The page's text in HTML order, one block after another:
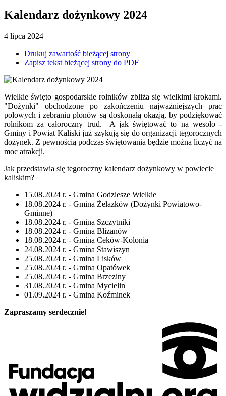
Kalendarz dożynkowy 2024
4 lipca 2024
Drukuj zawartość bieżącej strony
Zapisz tekst bieżącej strony do PDF
Wielkie święto gospodarskie rolników zbliża się wielkimi krokami.
"Dożynki" obchodzone po zakończeniu najważniejszych prac
polowych i zebraniu plonów są doskonałą okazją, by podziękować
rolnikom za całoroczny trud. A jak świętować to na wesoło -
Gminy i Powiat Kaliski już szykują się do organizacji tegorocznych
dożynek. Z pewnością podczas świętowania będzie można liczyć na
moc atrakcji.
Jak przedstawia się tegoroczny kalendarz dożynkowy w powiecie
kaliskim?
15.08.2024 r. - Gmina Godziesze Wielkie
18.08.2024 r. - Gmina Żelazków (Dożynki Powiatowo-
Gminne)
18.08.2024 r. - Gmina Szczytniki
18.08.2024 r. - Gmina Blizanów
18.08.2024 r. - Gmina Ceków-Kolonia
24.08.2024 r. - Gmina Stawiszyn
25.08.2024 r. - Gmina Lisków
25.08.2024 r. - Gmina Opatówek
25.08.2024 r. - Gmina Brzeziny
31.08.2024 r. - Gmina Mycielin
01.09.2024 r. - Gmina Koźminek
Zapraszamy serdecznie!